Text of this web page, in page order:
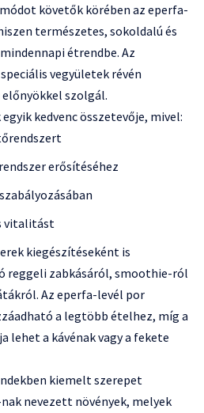
követők körében az eperfa-
természetes, sokoldalú és
étrendbe. Az
vegyületek révén
szolgál.
kedvenc összetevője, mivel:
erősítéséhez
vitalitást
kiegészítéseként is
reggeli zabkásáról, smoothie-ról
Az eperfa-levél por
a legtöbb ételhez, míg a
lehet a kávénak vagy a fekete
kiemelt szerepet
nevezett növények, melyek